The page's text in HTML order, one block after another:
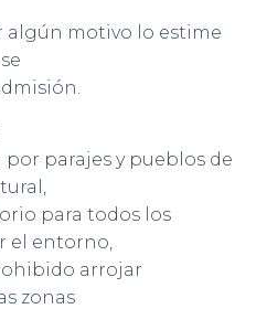
algún motivo lo estime
por parajes y pueblos de
para todos los
el entorno,
arrojar
zonas